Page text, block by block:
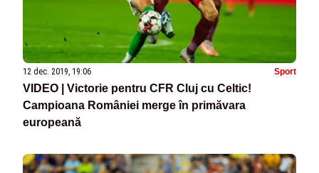
12 dec. 2019, 19:06 Sport
VIDEO | Victorie pentru CFR Cluj cu Celtic!
Campioana României merge în primăvara
europeană